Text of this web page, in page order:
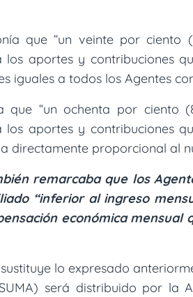
que “un veinte por
los aportes y contribuciones
iguales a todos los Agentes
que “un ochenta por
los aportes y contribuciones
directamente proporcional al
remarcaba que los
“inferior al ingreso
económica
lo expresado
será distribuido por la